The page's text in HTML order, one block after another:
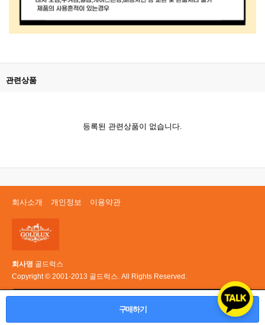
구매하기
관련상품
등록된 관련상품이 없습니다.
회사소개 개인정보 이용약관
회사명 골드럭스
Copyright © 2001-2013 골드럭스. All Rights Reserved.
PC 버전